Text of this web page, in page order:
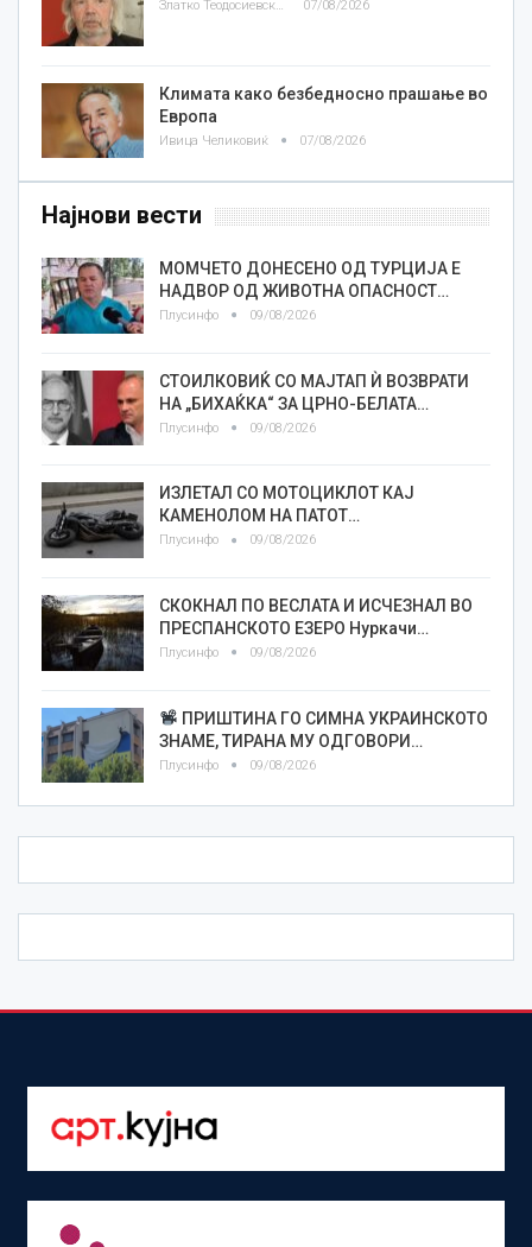
Златко Теодосиевски 07/08/2026
Климата како безбедносно прашање во
Европа
Ивица Челиковиќ 07/08/2026
Најнови вести
МОМЧЕТО ДОНЕСЕНО ОД ТУРЦИЈА Е
НАДВОР ОД ЖИВОТНА ОПАСНОСТ…
Плусинфо 09/08/2026
СТОИЛКОВИЌ СО МАЈТАП Ѝ ВОЗВРАТИ
НА „БИХАЌКА“ ЗА ЦРНО-БЕЛАТА…
Плусинфо 09/08/2026
ИЗЛЕТАЛ СО МОТОЦИКЛОТ КАЈ
КАМЕНОЛОМ НА ПАТОТ…
Плусинфо 09/08/2026
СКОКНАЛ ПО ВЕСЛАТА И ИСЧЕЗНАЛ ВО
ПРЕСПАНСКОТО ЕЗЕРО Нуркачи…
Плусинфо 09/08/2026
ПРИШТИНА ГО СИМНА УКРАИНСКОТО
ЗНАМЕ, ТИРАНА МУ ОДГОВОРИ…
Плусинфо 09/08/2026